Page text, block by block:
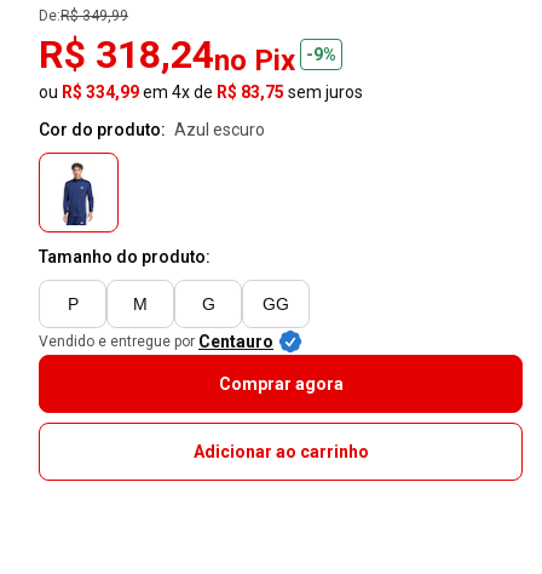
De:R$ 349,99
R$ 318,24no Pix
-9%
ou R$ 334,99em 4x de R$ 83,75 sem juros
Cor do produto:
azul escuro
Tamanho do produto:
P M G GG
Vendido e entregue por Centauro
Comprar agora
Adicionar ao carrinho